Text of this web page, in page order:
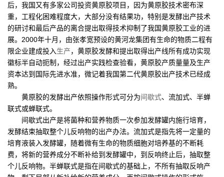
后，我国又有多家公司投资黄原胶项目，因为黄原胶技术密布深
重，工程化困难程度大，大部分没有结果功，特别是发酵出产技术
的研讨和最后产品的离合提出取得技术抑制了我国黄原胶工业的进
展。2000年十月，由张孝宽预设的黄河龙集团有生命的物质二程有
限企业建成投入生产，黄原胶发酵和提出取得出产线所有成功实现
徽标半自动扼制，经过出产实践检查验看，黄原胶产质量量及生产
资本达到国际先进水准，微记着我国第二代黄原胶出产技术已经成
熟。
黄原胶的发酵出产依照操作形式可分为间歇式、流加式、半蝉
联式或蝉联式。
间歇式出产是将菌种和营养物质一次参加发酵罐内施行培育，
发酵结束抽取整个儿反响物的出产办法。流加式是指先将一定量的
培育液装入发酵罐，随着微有生命的物质细胞对培养基的不断耗
费，将新的营养成分不断补给到发酵罐中，到反响终止后，抽取整
个儿反响物。半蝉联式是指在间歇式的基础上，不所有抽取反响产